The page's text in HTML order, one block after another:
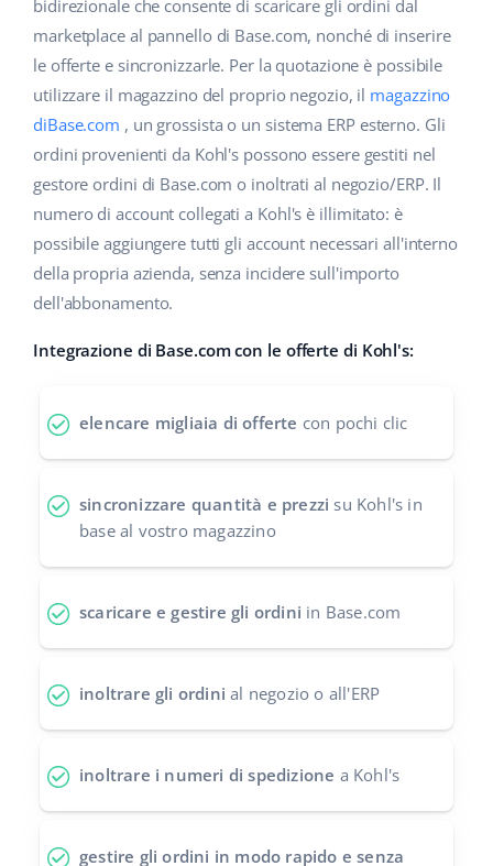
Gestione Spedizioni
Workflow Automation
Base Connect
AI per l'e-commerce
Prodotti per bambini
Elettronica
Automotive
Food&Grocery
Salute e bellezza
Moda
Centro Assistenza
Academy
Blog
Servizi
Audit dell'account
Altro
Collaborazione e partner
english (GB)
english (IN)
čeština
deutsch
Ελληνικά
Français
polski
bidirezionale che consente di scaricare gli ordini dal
marketplace al pannello di Base.com, nonché di inserire
le offerte e sincronizzarle. Per la quotazione è possibile
utilizzare il magazzino del proprio negozio, il magazzino
diBase.com , un grossista o un sistema ERP esterno. Gli
ordini provenienti da Kohl's possono essere gestiti nel
gestore ordini di Base.com o inoltrati al negozio/ERP. Il
numero di account collegati a Kohl's è illimitato: è
possibile aggiungere tutti gli account necessari all'interno
della propria azienda, senza incidere sull'importo
dell'abbonamento.
Integrazione di Base.com con le offerte di Kohl's:
elencare migliaia di offerte con pochi clic
sincronizzare quantità e prezzi su Kohl's in
base al vostro magazzino
scaricare e gestire gli ordini in Base.com
inoltrare gli ordini al negozio o all'ERP
inoltrare i numeri di spedizione a Kohl's
gestire gli ordini in modo rapido e senza